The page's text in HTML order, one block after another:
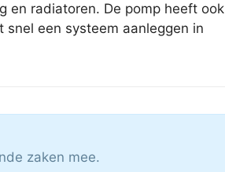
en radiatoren. De pomp heeft ook
een systeem aanleggen in
zaken mee.